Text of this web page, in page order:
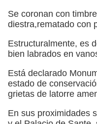
Se coronan con
diestra,rematado con
Estructuralmente, es
bien labrados en
Está declarado
estado de
grietas de latorre
En sus proximidades